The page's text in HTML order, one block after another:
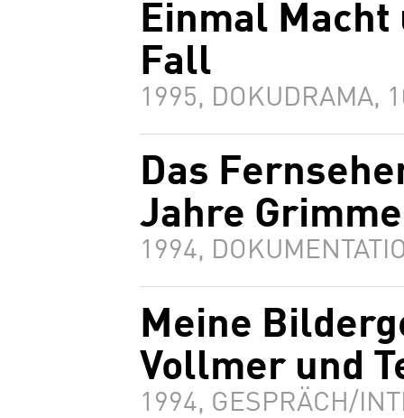
Einmal
Fall
1995, DOKUDRAMA,
Das
Jahre
1994,
Meine
Vollmer und
1994, GESPRÄCH/